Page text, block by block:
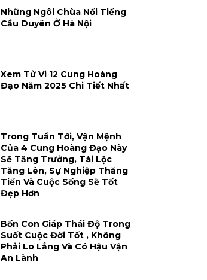
Những Ngôi Chùa Nổi Tiếng
Cầu Duyên Ở Hà Nội
Xem Tử Vi 12 Cung Hoàng
Đạo Năm 2025 Chi Tiết Nhất
Trong Tuần Tới, Vận Mệnh
Của 4 Cung Hoàng Đạo Này
Sẽ Tăng Trưởng, Tài Lộc
Tăng Lên, Sự Nghiệp Thăng
Tiến Và Cuộc Sống Sẽ Tốt
Đẹp Hơn
Bốn Con Giáp Thái Độ Trong
Suốt Cuộc Đời Tốt , Không
Phải Lo Lắng Và Có Hậu Vận
An Lành